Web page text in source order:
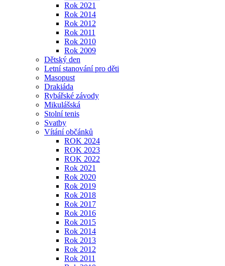
Rok 2021
Rok 2014
Rok 2012
Rok 2011
Rok 2010
Rok 2009
Dětský den
Letní stanování pro děti
Masopust
Drakiáda
Rybářské závody
Mikulášská
Stolní tenis
Svatby
Vítání občánků
ROK 2024
ROK 2023
ROK 2022
Rok 2021
Rok 2020
Rok 2019
Rok 2018
Rok 2017
Rok 2016
Rok 2015
Rok 2014
Rok 2013
Rok 2012
Rok 2011